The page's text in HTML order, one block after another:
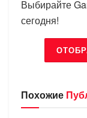
Выбирайте
сегодня!
Похожие
БРЕНДЫ